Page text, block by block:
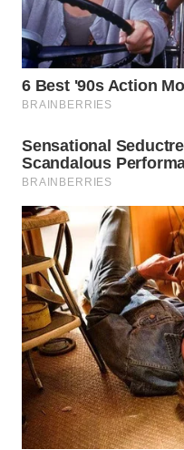
Wahana
Media
Group
WAHANA
NEWS
WAHANA
TANI
WAHANA
ADVOKAT
WAHANA
INFRASTRUKTUR
WAHANA
KONSUMEN
WAHANA
LISTRIK